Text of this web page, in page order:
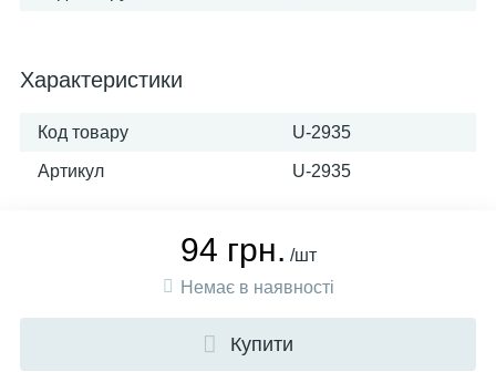
Характеристики
Код товару U-2935
Артикул U-2935
94 грн. /шт
Немає в наявності
Купити